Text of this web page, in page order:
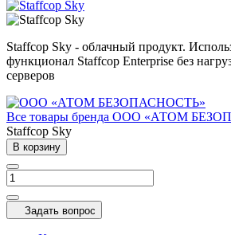
Staffcop Sky - облачный продукт.
функционал Staffcop Enterprise без
серверов
Все товары бренда ООО «АТОМ
Staffcop Sky
В корзину
Задать вопрос